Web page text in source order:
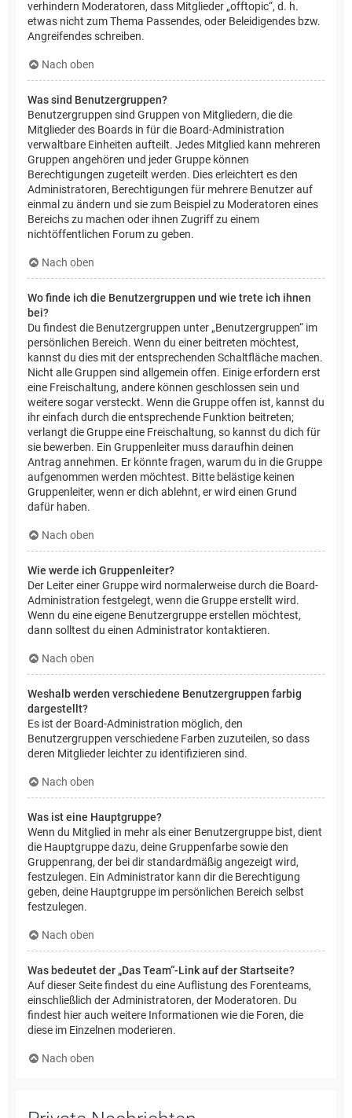
verhindern Moderatoren, dass Mitglieder „offtopic“, d. h.
etwas nicht zum Thema Passendes, oder Beleidigendes bzw.
Angreifendes schreiben.
Nach oben
Was sind Benutzergruppen?
Benutzergruppen sind Gruppen von Mitgliedern, die die
Mitglieder des Boards in für die Board-Administration
verwaltbare Einheiten aufteilt. Jedes Mitglied kann mehreren
Gruppen angehören und jeder Gruppe können
Berechtigungen zugeteilt werden. Dies erleichtert es den
Administratoren, Berechtigungen für mehrere Benutzer auf
einmal zu ändern und sie zum Beispiel zu Moderatoren eines
Bereichs zu machen oder ihnen Zugriff zu einem
nichtöffentlichen Forum zu geben.
Nach oben
Wo finde ich die Benutzergruppen und wie trete ich ihnen
bei?
Du findest die Benutzergruppen unter „Benutzergruppen“ im
persönlichen Bereich. Wenn du einer beitreten möchtest,
kannst du dies mit der entsprechenden Schaltfläche machen.
Nicht alle Gruppen sind allgemein offen. Einige erfordern erst
eine Freischaltung, andere können geschlossen sein und
weitere sogar versteckt. Wenn die Gruppe offen ist, kannst du
ihr einfach durch die entsprechende Funktion beitreten;
verlangt die Gruppe eine Freischaltung, so kannst du dich für
sie bewerben. Ein Gruppenleiter muss daraufhin deinen
Antrag annehmen. Er könnte fragen, warum du in die Gruppe
aufgenommen werden möchtest. Bitte belästige keinen
Gruppenleiter, wenn er dich ablehnt, er wird einen Grund
dafür haben.
Nach oben
Wie werde ich Gruppenleiter?
Der Leiter einer Gruppe wird normalerweise durch die Board-
Administration festgelegt, wenn die Gruppe erstellt wird.
Wenn du eine eigene Benutzergruppe erstellen möchtest,
dann solltest du einen Administrator kontaktieren.
Nach oben
Weshalb werden verschiedene Benutzergruppen farbig
dargestellt?
Es ist der Board-Administration möglich, den
Benutzergruppen verschiedene Farben zuzuteilen, so dass
deren Mitglieder leichter zu identifizieren sind.
Nach oben
Was ist eine Hauptgruppe?
Wenn du Mitglied in mehr als einer Benutzergruppe bist, dient
die Hauptgruppe dazu, deine Gruppenfarbe sowie den
Gruppenrang, der bei dir standardmäßig angezeigt wird,
festzulegen. Ein Administrator kann dir die Berechtigung
geben, deine Hauptgruppe im persönlichen Bereich selbst
festzulegen.
Nach oben
Was bedeutet der „Das Team“-Link auf der Startseite?
Auf dieser Seite findest du eine Auflistung des Forenteams,
einschließlich der Administratoren, der Moderatoren. Du
findest hier auch weitere Informationen wie die Foren, die
diese im Einzelnen moderieren.
Nach oben